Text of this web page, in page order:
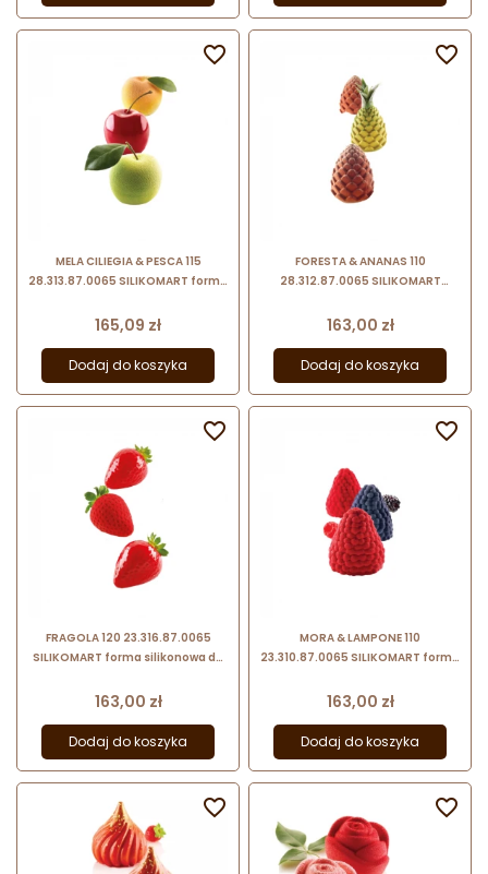
MELA CILIEGIA & PESCA 115
28.313.87.0065 SILIKOMART forma
deserów mrożonych
Cena
165,09 zł
Dodaj do koszyka

FORESTA & ANANAS 110
28.312.87.0065 SILIKOMART
trójwymiarowych deserów
Cena
163,00 zł
Dodaj do koszyka

FRAGOLA 120 23.316.87.0065
SILIKOMART forma silikonowa do
mrożonych
Cena
163,00 zł
Dodaj do koszyka

MORA & LAMPONE 110
23.310.87.0065 SILIKOMART forma
deserów mrożonych
Cena
163,00 zł
Dodaj do koszyka

 